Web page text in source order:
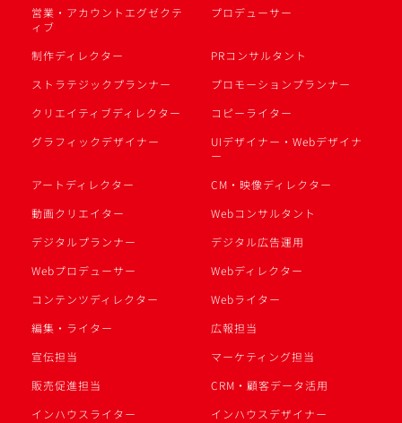
営業・アカウントエグゼクテ
ィブ
プロデューサー
制作ディレクター
PRコンサルタント
ストラテジックプランナー
プロモーションプランナー
クリエイティブディレクター
コピーライター
グラフィックデザイナー
UIデザイナー・Webデザイナ
ー
アートディレクター
CM・映像ディレクター
動画クリエイター
Webコンサルタント
デジタルプランナー
デジタル広告運用
Webプロデューサー
Webディレクター
コンテンツディレクター
Webライター
編集・ライター
広報担当
宣伝担当
マーケティング担当
販売促進担当
CRM・顧客データ活用
インハウスライター
インハウスデザイナー